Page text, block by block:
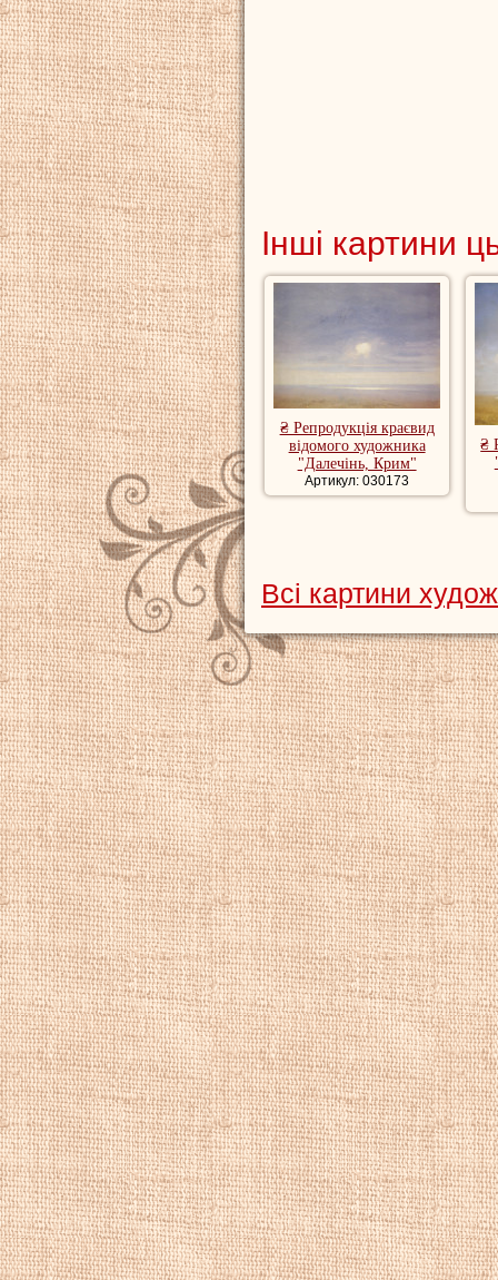
Інші картини
₴ Репродукція краєвид
відомого художника
"Далечінь, Крим"
Артикул: 030173
₴
Всі картини